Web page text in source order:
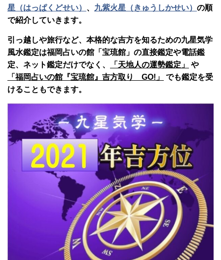
星（はっぱくどせい） 、 九紫火星（きゅうしかせい） の順
で紹介していきます。
引っ越しや旅行など、本格的な吉方を知るための九星気学
風水鑑定は福岡占いの館「宝琉館」の直接鑑定や電話鑑
定、ネット鑑定だけでなく、
「天地人の運勢鑑定」
や
「福岡占いの館『宝琉館』吉方取り GO!」
でも鑑定を受
けることもできます。